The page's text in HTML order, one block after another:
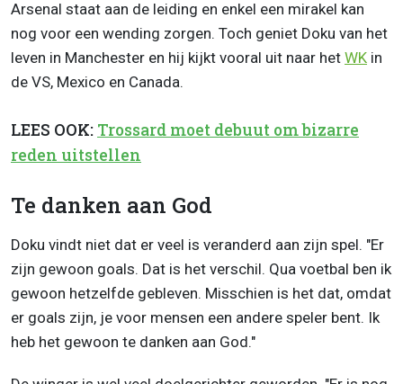
Arsenal staat aan de leiding en enkel een mirakel kan
nog voor een wending zorgen. Toch geniet Doku van het
leven in Manchester en hij kijkt vooral uit naar het WK in
de VS, Mexico en Canada.
LEES OOK: Trossard moet debuut om bizarre
reden uitstellen
Te danken aan God
Doku vindt niet dat er veel is veranderd aan zijn spel. "Er
zijn gewoon goals. Dat is het verschil. Qua voetbal ben ik
gewoon hetzelfde gebleven. Misschien is het dat, omdat
er goals zijn, je voor mensen een andere speler bent. Ik
heb het gewoon te danken aan God."